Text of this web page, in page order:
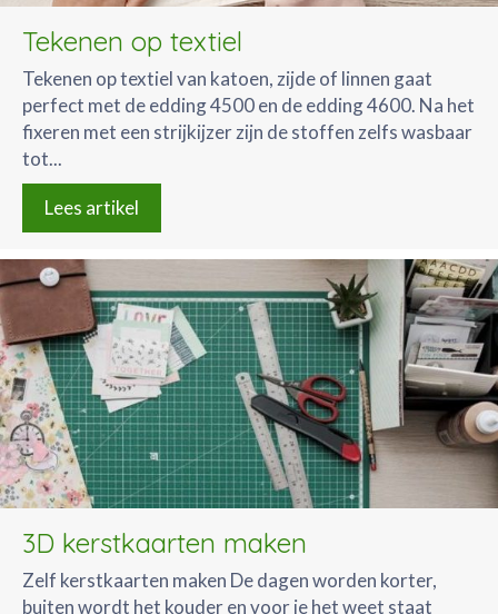
Tekenen op textiel
Tekenen op textiel van katoen, zijde of linnen gaat
perfect met de edding 4500 en de edding 4600. Na het
fixeren met een strijkijzer zijn de stoffen zelfs wasbaar
tot...
Lees artikel
3D kerstkaarten maken
Zelf kerstkaarten maken De dagen worden korter,
buiten wordt het kouder en voor je het weet staat